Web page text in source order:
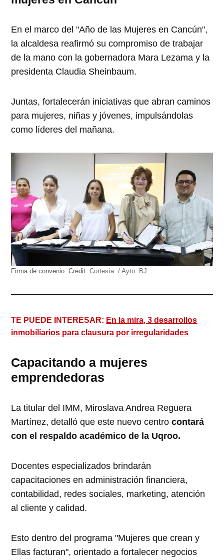
En el marco del "Año de las Mujeres en Cancún",
la alcaldesa reafirmó su compromiso de trabajar
de la mano con la gobernadora Mara Lezama y la
presidenta Claudia Sheinbaum.
Juntas, fortalecerán iniciativas que abran caminos
para mujeres, niñas y jóvenes, impulsándolas
como líderes del mañana.
Firma de convenio.Credit: Cortesía. / Ayto. BJ
TE PUEDE INTERESAR: En la mira, 3 desarrollos
inmobiliarios para clausura por irregularidades
Capacitando a mujeres
emprendedoras
La titular del IMM, Miroslava Andrea Reguera
Martínez, detalló que este nuevo centrocontará
con el respaldo académico de la Uqroo.
Docentes especializados brindarán
capacitaciones en administración financiera,
contabilidad, redes sociales, marketing, atención
al cliente y calidad.
Esto dentro del programa "Mujeres que crean y
Ellas facturan", orientado a fortalecer negocios